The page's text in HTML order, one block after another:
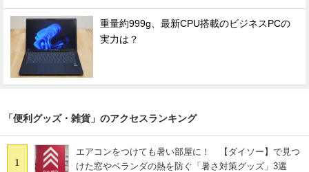
重量約999g、最新CPU搭載のビジネスPCの
実力は？
「便利グッズ・雑貨」のアクセスランキング
1
エアコンをつけても暑い部屋に！ 【ダイソー】で見つ
けた窓やベランダの熱を防ぐ「暑さ対策グッズ」3選